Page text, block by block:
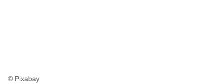
© Pixabay